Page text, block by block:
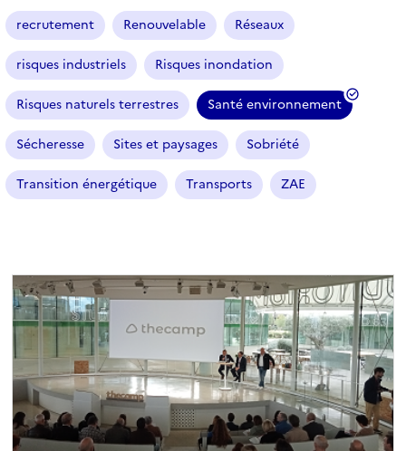
recrutement Renouvelable Réseaux
risques industriels Risques inondation
Risques naturels terrestres Santé environnement
(
f
i
l
t
l
e
c
t
i
o
n
Sécheresse Sites et paysages Sobriété
Transition énergétique Transports ZAE